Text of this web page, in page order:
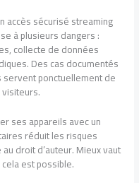
accès sécurisé streaming
à plusieurs dangers :
collecte de données
Des cas documentés
ponctuellement de
ses appareils avec un
réduit les risques
droit d’auteur. Mieux vaut
est possible.